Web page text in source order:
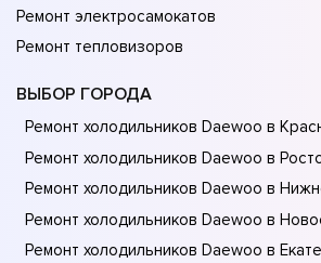
Ремонт электросамокатов
Ремонт тепловизоров
ВЫБОР ГОРОДА
Ремонт холодильников Daewoo в
Ремонт холодильников Daewoo в
Ремонт холодильников Daewoo в
Ремонт холодильников Daewoo в
Ремонт холодильников Daewoo в